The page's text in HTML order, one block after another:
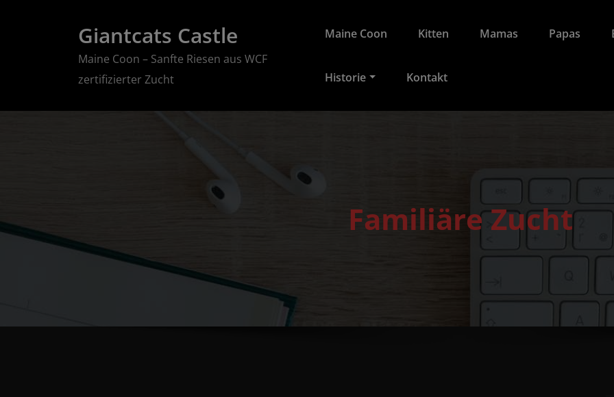
Giantcats Castle
Maine Coon – Sanfte Riesen aus WCF
zertifizierter Zucht
Maine Coon Kitten Mamas Papas
Historie Kontakt
Familiäre Zucht